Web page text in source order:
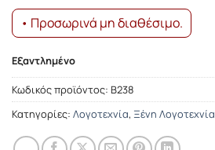
• Προσωρινά μη διαθέσιμο.
Εξαντλημένο
Κωδικός προϊόντος: Β238
Κατηγορίες: Λογοτεχνία, Ξένη Λογοτεχνία